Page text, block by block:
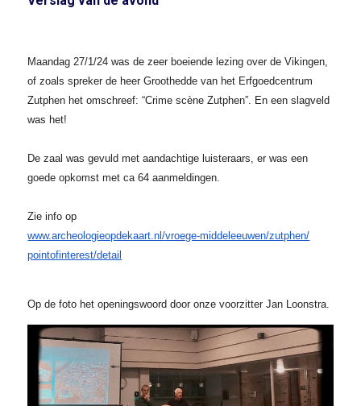
Maandag 27/1/24 was de zeer boeiende lezing over de Vikingen,
of zoals spreker de heer Groothedde van het Erfgoedcentrum
Zutphen het omschreef: “Crime scène Zutphen”. En een slagveld
was het!
De zaal was gevuld met aandachtige luisteraars, er was een
goede opkomst met ca 64 aanmeldingen.
Zie info op
www.archeologieopdekaart.nl/vroege-middeleeuwen/zutphen/
pointofinterest/detail
Op de foto het openingswoord door onze voorzitter Jan Loonstra.